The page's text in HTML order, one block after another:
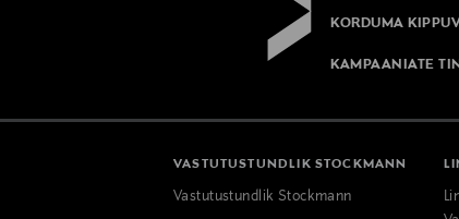
KORDUMA
KAMPAANIATE
VASTUTUSTUNDLIK STOCKMANN
Vastutustundlik Stockmann